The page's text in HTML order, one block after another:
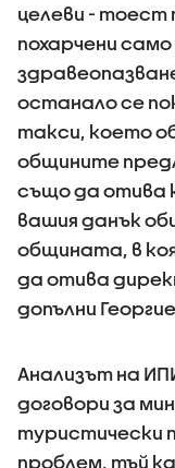
целеви -
похарчени
останало се
такси, което
общините
също да отива
вашия данък
общината, в
да отива
допълни
Анализът на
договори за
туристически
проблем, тъй